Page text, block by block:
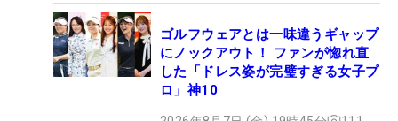
ゴルフウェアとは一味違うギャップ
にノックアウト！ ファンが惚れ直
した「ドレス姿が完璧すぎる女子プ
ロ」神10